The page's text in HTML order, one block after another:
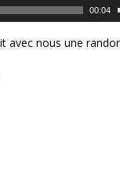
00:04
avec nous une